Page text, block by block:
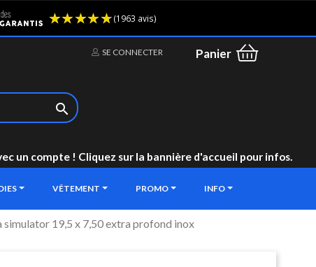
SE CONNECTER Panier

un compte ! Cliquez sur la bannière d'accueil pour infos.
VÊTEMENT PROMO INFO
19,5 x 7,50 extra profond inox